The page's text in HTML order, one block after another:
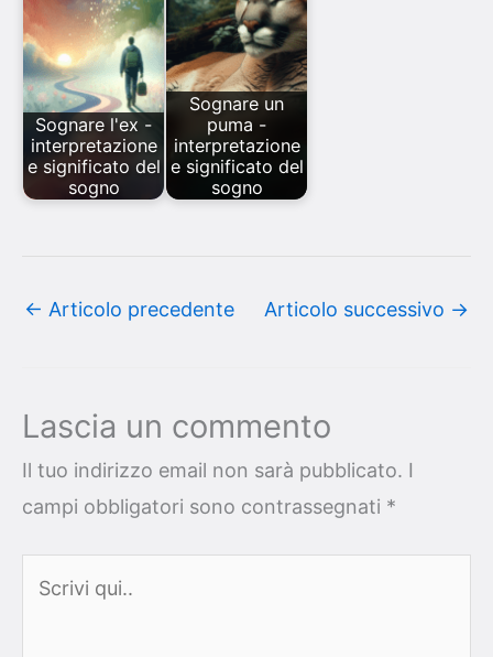
Sognare l'ex -
interpretazione
e significato del
sogno
Sognare un
puma -
interpretazione
e significato del
sogno
← Articolo precedente Articolo successivo →
Lascia un commento
Il tuo indirizzo email non sarà pubblicato. I
campi obbligatori sono contrassegnati *